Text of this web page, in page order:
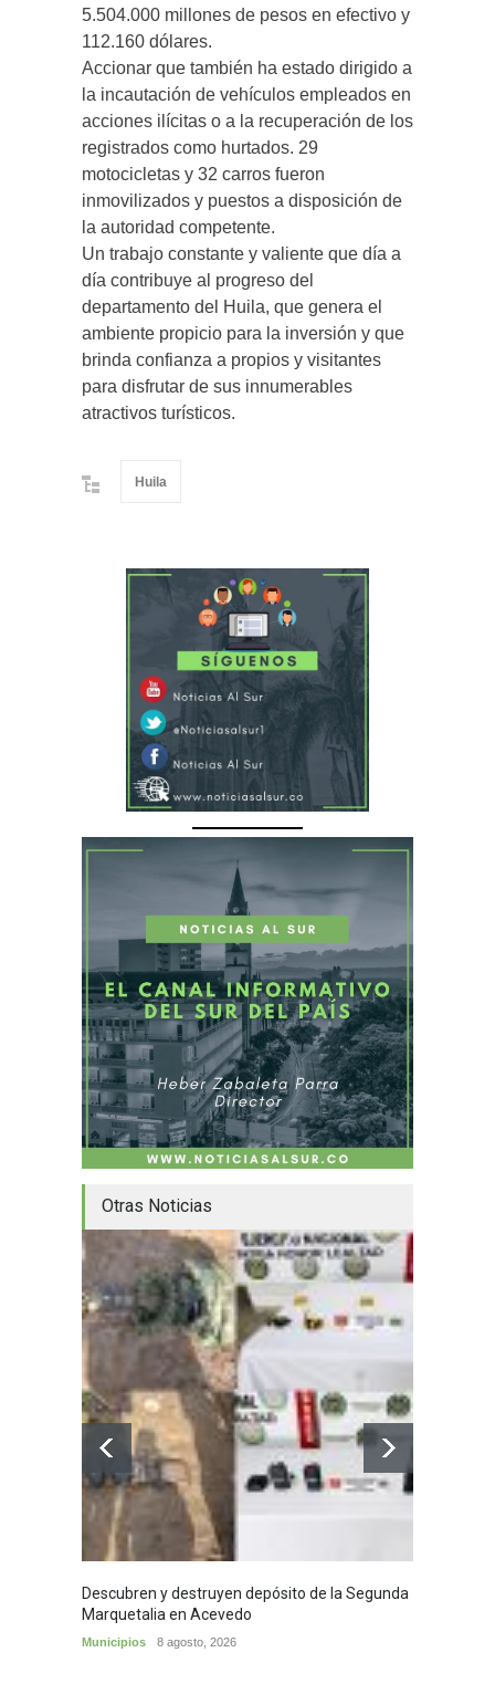
5.504.000 millones de pesos en efectivo y
112.160 dólares.
Accionar que también ha estado dirigido a
la incautación de vehículos empleados en
acciones ilícitas o a la recuperación de los
registrados como hurtados. 29
motocicletas y 32 carros fueron
inmovilizados y puestos a disposición de
la autoridad competente.
Un trabajo constante y valiente que día a
día contribuye al progreso del
departamento del Huila, que genera el
ambiente propicio para la inversión y que
brinda confianza a propios y visitantes
para disfrutar de sus innumerables
atractivos turísticos.
Huila
Otras Noticias
Descubren y destruyen depósito de la Segunda
Marquetalia en Acevedo
Municipios 8 agosto, 2026